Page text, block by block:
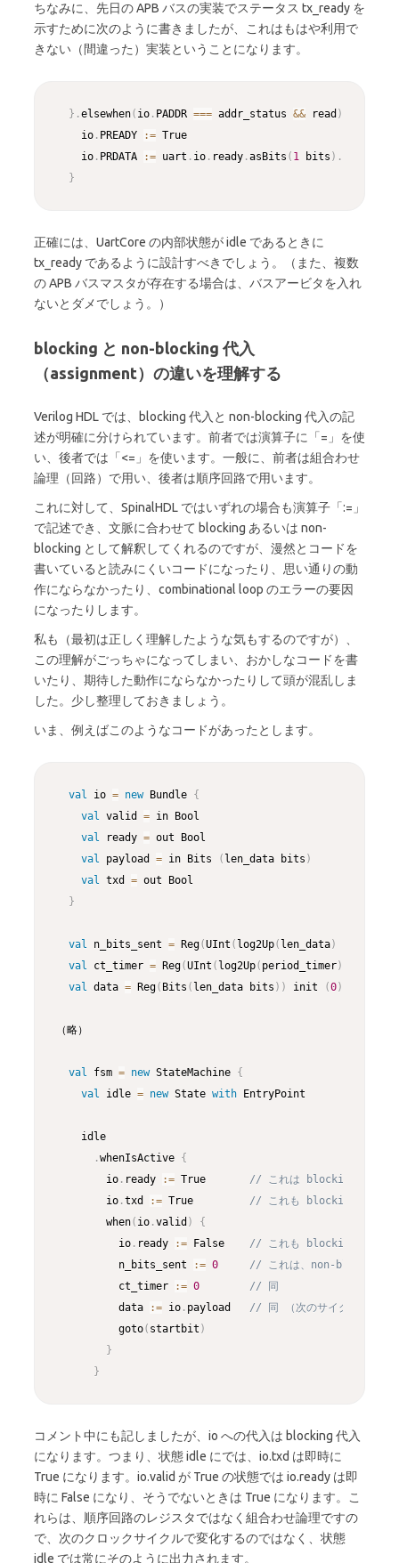
ちなみに、先日の APB バスの実装でステータス tx_ready を
示すために次のように書きましたが、これはもはや利用で
きない（間違った）実装ということになります。
} .elsewhen( io . PADDR === addr_status && read )
    io
. PREADY := True
    io
. PRDATA := uart . io . ready .asBits ( 1 bits ) .
}
正確には、UartCore の内部状態が idle であるときに
tx_ready であるように設計すべきでしょう。（また、複数
の APB バスマスタが存在する場合は、バスアービタを入れ
ないとダメでしょう。）
blocking と non-blocking 代入
（assignment）の違いを理解する
Verilog HDL では、blocking 代入と non-blocking 代入の記
述が明確に分けられています。前者では演算子に「=」を使
い、後者では「<=」を使います。一般に、前者は組合わせ
論理（回路）で用い、後者は順序回路で用います。
これに対して、SpinalHDL ではいずれの場合も演算子「:=」
で記述でき、文脈に合わせて blocking あるいは non-
blocking として解釈してくれるのですが、漫然とコードを
書いていると読みにくいコードになったり、思い通りの動
作にならなかったり、combinational loop のエラーの要因
になったりします。
私も（最初は正しく理解したような気もするのですが）、
この理解がごっちゃになってしまい、おかしなコードを書
いたり、期待した動作にならなかったりして頭が混乱しま
した。少し整理しておきましょう。
いま、例えばこのようなコードがあったとします。
val io = new Bundle {
val valid = in Bool
val ready = out Bool
val payload = in Bits ( len_data bits )
val txd = out Bool
}
val n_bits_sent = Reg(UInt ( log2Up( len_data)
val ct_timer = Reg(UInt ( log2Up( period_timer)
val data = Reg( Bits ( len_data bits ) ) init (0)
（略）
val fsm = new StateMachine {
val idle = new State with EntryPoint
    idle
.whenIsActive {
        io
. ready := True // これは blocking
        io
.txd := True // これも blocking
        when
( io .valid )
{
          io
. ready := False // これも blocking
          n_bits_sent
:= 0
// これは、non-blocking （
          ct_timer
:= 0
// 同
          data
:= io . payload // 同 （次のサイクルで
          goto
( startbit )
}
}
コメント中にも記しましたが、io への代入は blocking 代入
になります。つまり、状態 idle にでは、io.txd は即時に
True になります。io.valid が True の状態では io.ready は即
時に False になり、そうでないときは True になります。こ
れらは、順序回路のレジスタではなく組合わせ論理ですの
で、次のクロックサイクルで変化するのではなく、状態
idle では常にそのように出力されます。